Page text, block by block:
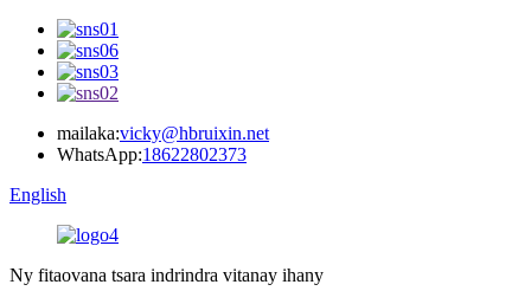
mailaka:vicky@hbruixin.net
WhatsApp:18622802373
English
Ny fitaovana tsara indrindra vitanay ihany